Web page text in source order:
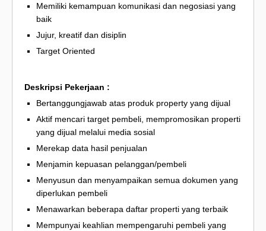
Memiliki kemampuan komunikasi dan negosiasi yang
baik
Jujur, kreatif dan disiplin
Target Oriented
Deskripsi Pekerjaan :
Bertanggungjawab atas produk property yang dijual
Aktif mencari target pembeli, mempromosikan properti
yang dijual melalui media sosial
Merekap data hasil penjualan
Menjamin kepuasan pelanggan/pembeli
Menyusun dan menyampaikan semua dokumen yang
diperlukan pembeli
Menawarkan beberapa daftar properti yang terbaik
Mempunyai keahlian mempengaruhi pembeli yang